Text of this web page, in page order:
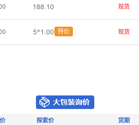
ǝȬȬŤǝř 现货
œ*ǝŤřř 特价 现货
探索价 货期